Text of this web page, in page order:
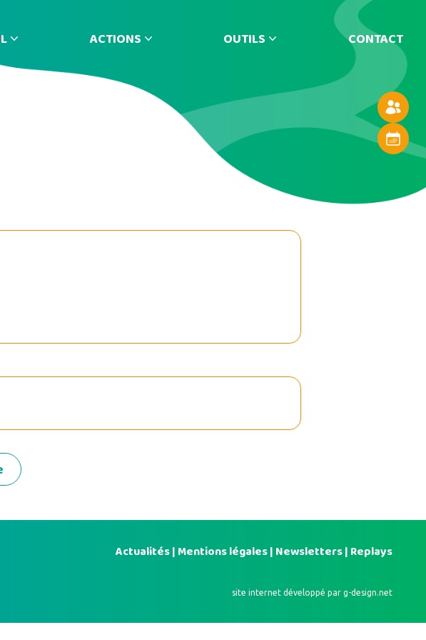
Annuaire
Agenda
ACTIONS OUTILS CONTACT
Actualités| Mentions légales| Newsletters| Replays
site internet développé par g-design.net